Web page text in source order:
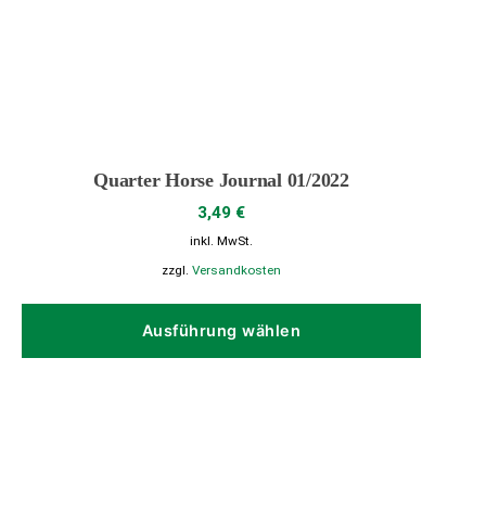
Quarter Horse Journal 01/2022
3,49 €
inkl. MwSt.
zzgl. Versandkosten
Ausführung wählen
Dieses
weist